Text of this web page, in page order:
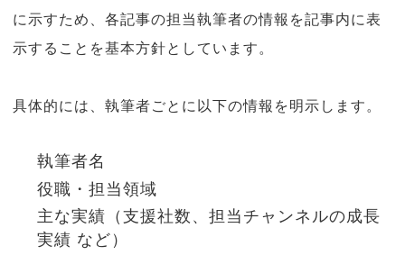
に示すため、各記事の担当執筆者の情報を記事内に表
示することを基本方針としています。
具体的には、執筆者ごとに以下の情報を明示します。
執筆者名
役職・担当領域
主な実績（支援社数、担当チャンネルの成長
実績 など）